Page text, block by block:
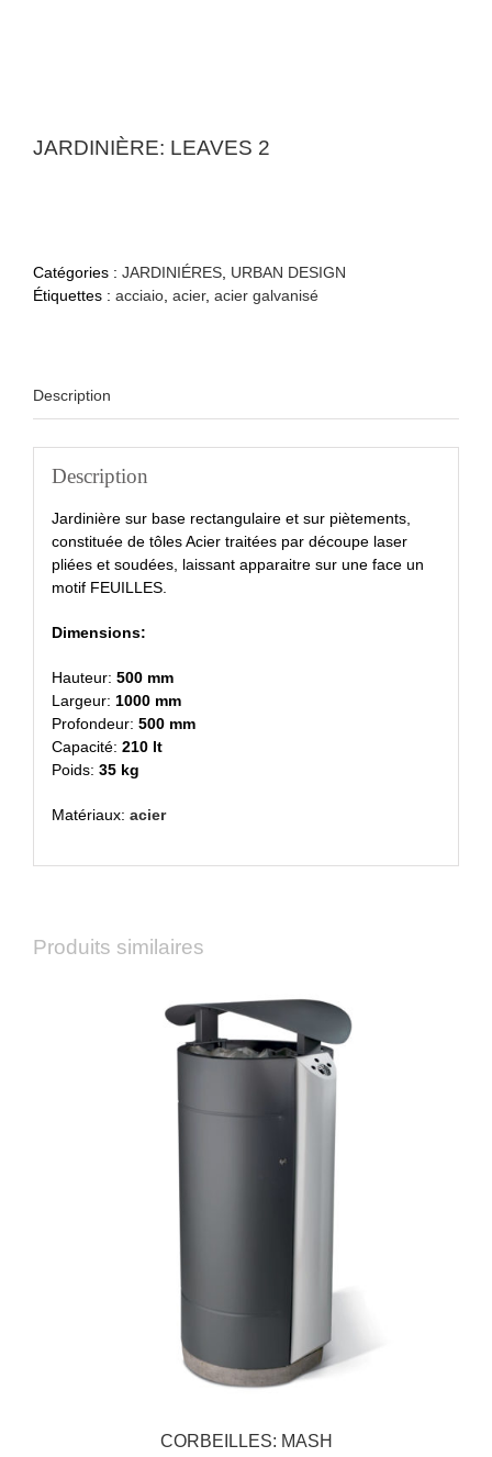
JARDINIÈRE: LEAVES 2
Catégories : JARDINIÉRES URBAN DESIGN
Étiquettes : acciaio acier, acier galvanisé
Description
Description
Jardinière sur base rectangulaire et sur piètements,
constituée de tôles Acier traitées par découpe laser
pliées et soudées, laissant apparaitre sur une face un
motif FEUILLES.
Dimensions:
Hauteur: 500 mm
Largeur: 1000 mm
Profondeur: 500 mm
Capacité: 210 lt
Poids: 35 kg
Matériaux: acier
Produits similaires
CORBEILLES: MASH